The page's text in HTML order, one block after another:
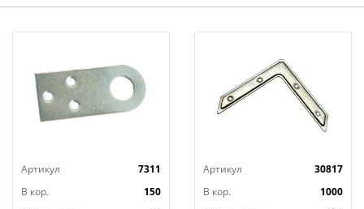
Артикул
7311
В кор.
150
Артикул
30817
В кор.
1000